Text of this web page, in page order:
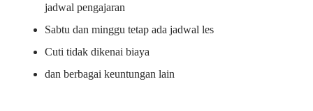
jadwal pengajaran
Sabtu dan minggu tetap ada jadwal les
Cuti tidak dikenai biaya
dan berbagai keuntungan lain